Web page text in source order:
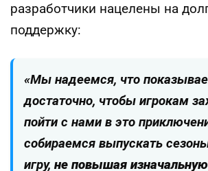
разработчики нацелены на
поддержку:
«Мы надеемся, что
достаточно, чтобы игрокам
пойти с нами в это
собираемся выпускать
игру, не повышая